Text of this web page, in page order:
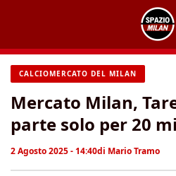
contenuto
CALCIOMERCATO DEL MILAN
Mercato Milan,
parte solo per 20
2 Agosto 2025 - 14:40di Mario Tramo